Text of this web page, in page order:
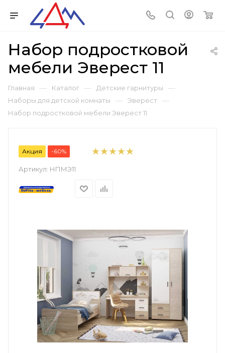
Набор подростковой
мебели Эверест 11
Главная — Каталог — Детские гарнитуры —
Наборы для детской комнаты — Эверест —
Набор подростковой мебели Эверест 11
Акция -60%
Артикул: НПМЭ11